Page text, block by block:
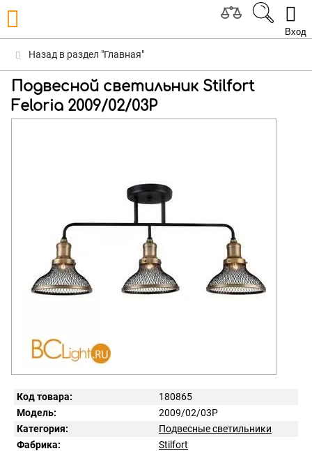
Вход
Назад в раздел "Главная"
Подвесной светильник Stilfort
Feloria 2009/02/03P
Код товара:
180865
Модель:
2009/02/03P
Категория:
Подвесные светильники
Фабрика:
Stilfort